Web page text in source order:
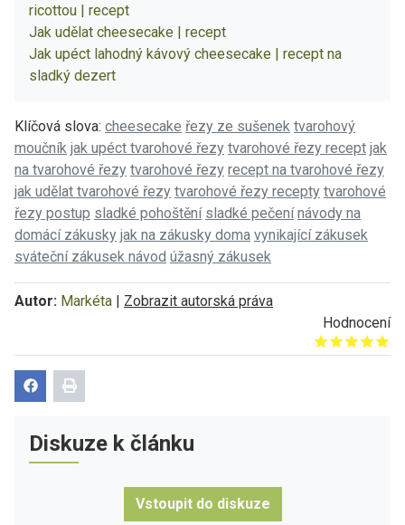
ricottou | recept
Jak udělat cheesecake | recept
Jak upéct lahodný kávový cheesecake | recept na
sladký dezert
Klíčová slova: cheesecake řezy ze sušenek tvarohový
moučník jak upéct tvarohové řezy tvarohové řezy recept jak
na tvarohové řezy tvarohové řezy recept na tvarohové řezy
jak udělat tvarohové řezy tvarohové řezy recepty tvarohové
řezy postup sladké pohoštění sladké pečení návody na
domácí zákusky jak na zákusky doma vynikající zákusek
sváteční zákusek návod úžasný zákusek
Autor: Markéta | Zobrazit autorská práva
Hodnocení
Give it 1/5
Give it 2/5
Give it 3/5
Give it 4/5
Give it 5/5
Diskuze k článku
Vstoupit do diskuze